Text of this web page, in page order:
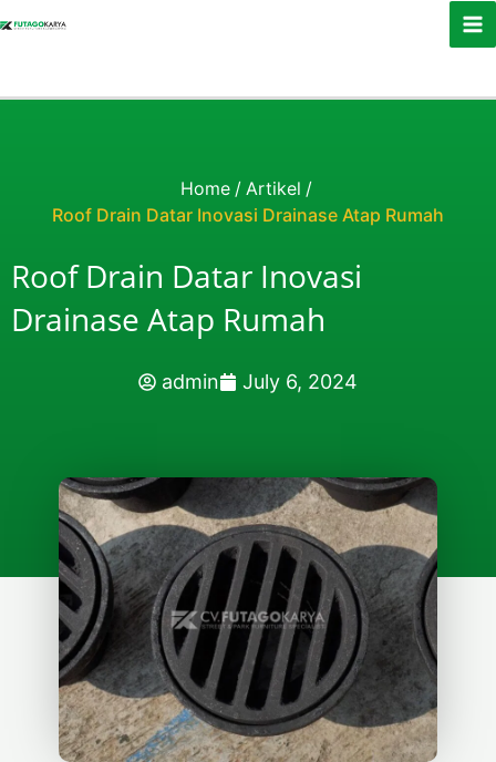
Home / Artikel /
Roof Drain Datar Inovasi Drainase Atap Rumah
Roof Drain Datar Inovasi
Drainase Atap Rumah
admin July 6, 2024